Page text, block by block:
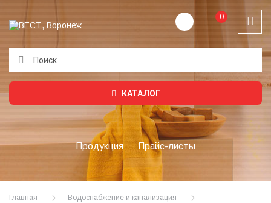
0
КАТАЛОГ
Продукция Прайс-листы
Главная Водоснабжение и канализация